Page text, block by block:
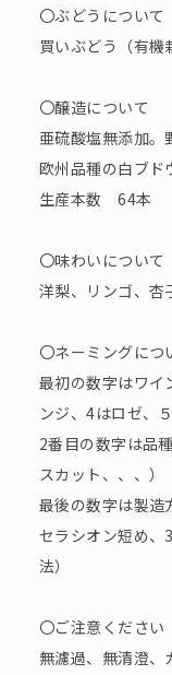
〇ぶどうについて
買いぶどう（有機
〇醸造について
亜硫酸塩無添加。
欧州品種の白ブド
生産本数 64本
〇味わいについて
洋梨、リンゴ、杏
〇ネーミングにつ
最初の数字はワイ
ンジ、4はロゼ、５
2番目の数字は品
スカット、、、）
最後の数字は製造
セラシオン短め、
法）
〇ご注意ください
無濾過、無清澄、